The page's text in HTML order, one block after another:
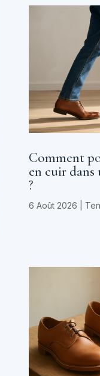
Comment
en cuir dans
?
6 Août 2026